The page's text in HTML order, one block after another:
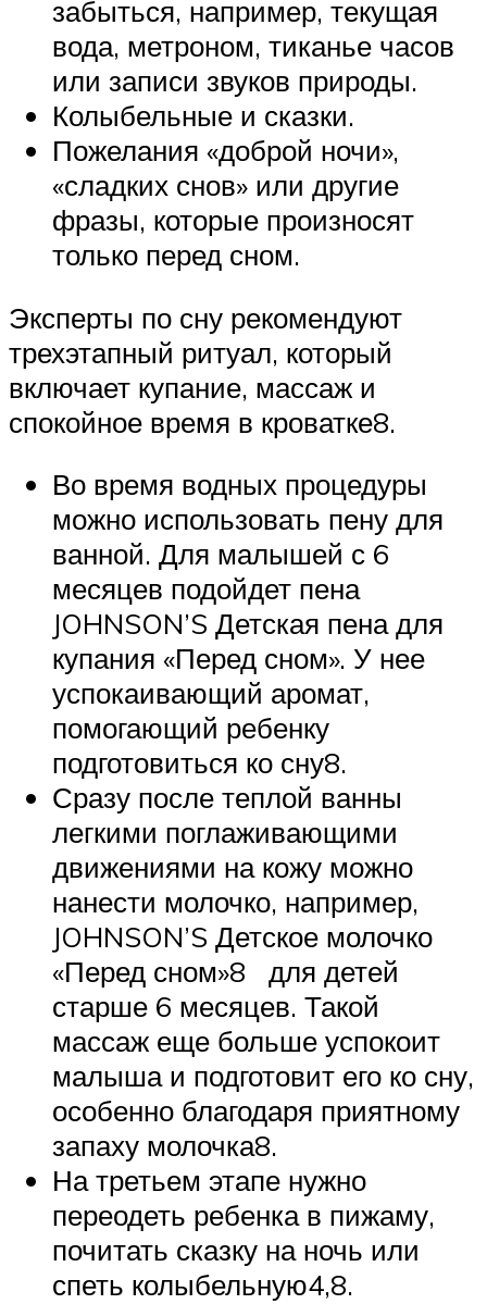
забыться, например, текущая
вода, метроном, тиканье часов
или записи звуков природы.
Колыбельные и сказки.
Пожелания «доброй ночи»,
«сладких снов» или другие
фразы, которые произносят
только перед сном.
Эксперты по сну рекомендуют
трехэтапный ритуал, который
включает купание, массаж и
спокойное время в кроватке8.
Во время водных процедуры
можно использовать пену для
ванной. Для малышей с 6
месяцев подойдет пена
JOHNSON’S Детская пена для
купания «Перед сном». У нее
успокаивающий аромат,
помогающий ребенку
подготовиться ко сну8.
Сразу после теплой ванны
легкими поглаживающими
движениями на кожу можно
нанести молочко, например,
JOHNSON’S Детское молочко
«Перед сном»8 для детей
старше 6 месяцев. Такой
массаж еще больше успокоит
малыша и подготовит его ко сну,
особенно благодаря приятному
запаху молочка8.
На третьем этапе нужно
переодеть ребенка в пижаму,
почитать сказку на ночь или
спеть колыбельную4,8.